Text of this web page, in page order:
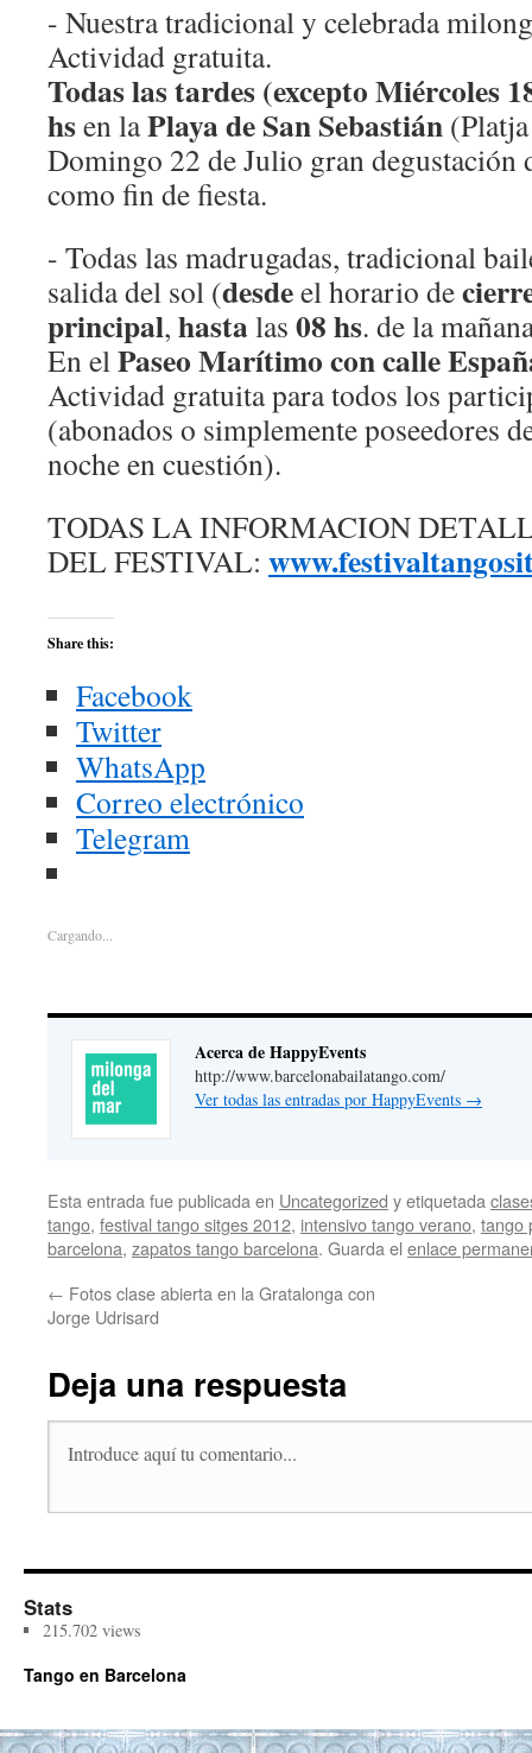
- Nuestra tradicional y celebrada
Actividad gratuita.
Todas las tardes (excepto Miércoles
hsen laPlaya de San Sebastián
Domingo 22 de Julio gran degustación
como fin de fiesta.
- Todas las madrugadas, tradicional
salida del sol (desdeel horario de
principal, hastalas 08 hs. de la
En elPaseo Marítimo con calle
Actividad gratuita para todos los
(abonados o simplemente poseedores
noche en cuestión).
TODAS LA INFORMACION
DEL FESTIVAL:
Share this:
Facebook
Twitter
WhatsApp
Correo electrónico
Telegram
Cargando...
Acerca de HappyEvents
http://www.barcelonabailatango.com/
Ver todas las entradas por HappyEvents →
Esta entrada fue publicada en Uncategorized y etiquetada
tango, festival tango sitges 2012, intensivo tango verano, tango
barcelona, zapatos tango barcelona. Guarda el enlace
← Fotos clase abierta en la Gratalonga con
Jorge Udrisard
Deja una respuesta
Stats
215.702 views
Tango en Barcelona